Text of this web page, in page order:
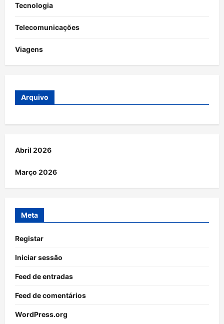
Tecnologia
Telecomunicações
Viagens
Arquivo
Abril 2026
Março 2026
Meta
Registar
Iniciar sessão
Feed de entradas
Feed de comentários
WordPress.org